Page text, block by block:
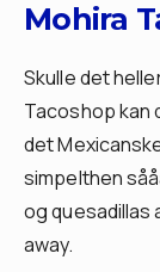
Mohira
Skulle det
Tacoshop kan
det
simpelthen
og quesadillas
away.